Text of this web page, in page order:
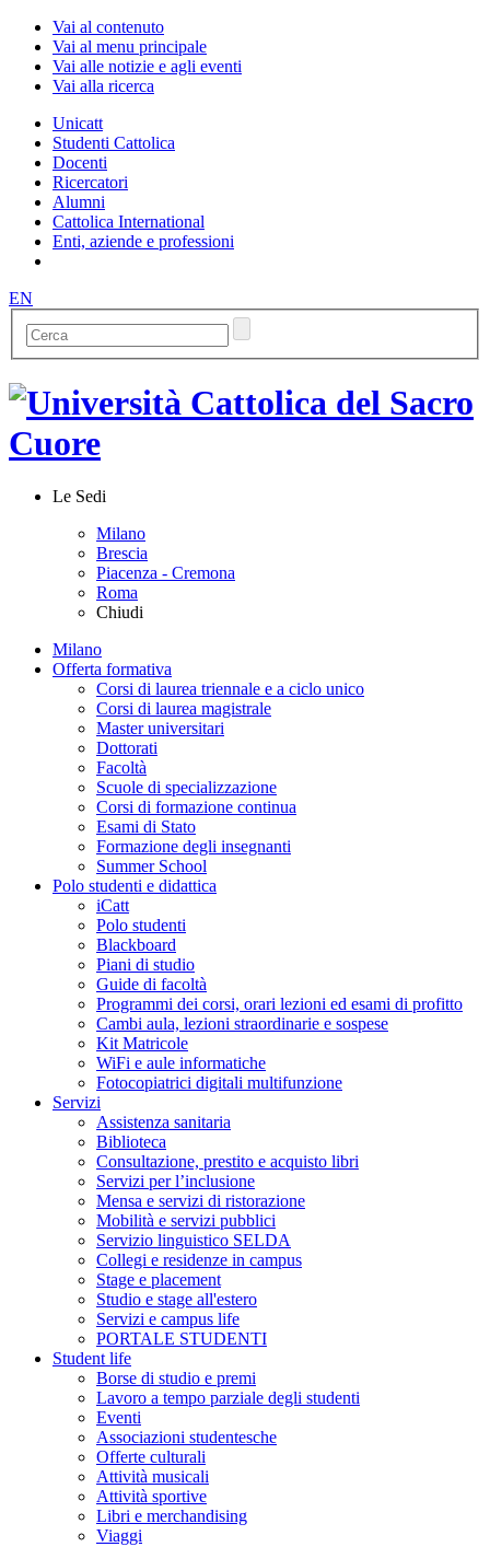
Vai al contenuto
Vai al menu principale
Vai alle notizie e agli eventi
Vai alla ricerca
Unicatt
Studenti Cattolica
Docenti
Ricercatori
Alumni
Cattolica International
Enti, aziende e professioni
EN
Le Sedi
Milano
Brescia
Piacenza - Cremona
Roma
Chiudi
Milano
Offerta formativa
Corsi di laurea triennale e a ciclo unico
Corsi di laurea magistrale
Master universitari
Dottorati
Facoltà
Scuole di specializzazione
Corsi di formazione continua
Esami di Stato
Formazione degli insegnanti
Summer School
Polo studenti e didattica
iCatt
Polo studenti
Blackboard
Piani di studio
Guide di facoltà
Programmi dei corsi, orari lezioni ed esami di profitto
Cambi aula, lezioni straordinarie e sospese
Kit Matricole
WiFi e aule informatiche
Fotocopiatrici digitali multifunzione
Servizi
Assistenza sanitaria
Biblioteca
Consultazione, prestito e acquisto libri
Servizi per l’inclusione
Mensa e servizi di ristorazione
Mobilità e servizi pubblici
Servizio linguistico SELDA
Collegi e residenze in campus
Stage e placement
Studio e stage all'estero
Servizi e campus life
PORTALE STUDENTI
Student life
Borse di studio e premi
Lavoro a tempo parziale degli studenti
Eventi
Associazioni studentesche
Offerte culturali
Attività musicali
Attività sportive
Libri e merchandising
Viaggi